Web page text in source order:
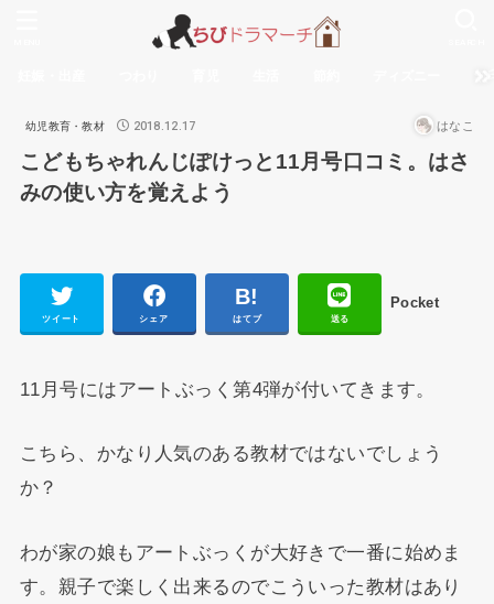
幼児教育・教材 2018.12.17 はなこ
こどもちゃれんじぽけっと11月号口コミ。はさ
みの使い方を覚えよう
ツイート シェア はてブ 送る
Pocket
11月号にはアートぶっく第4弾が付いてきます。
こちら、かなり人気のある教材ではないでしょう
か？
わが家の娘もアートぶっくが大好きで一番に始めま
す。親子で楽しく出来るのでこういった教材はあり